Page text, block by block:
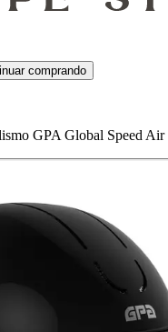
comprando
GPA Global Speed